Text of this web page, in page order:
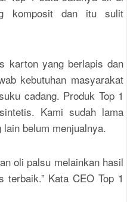
komposit dan itu sulit
karton yang berlapis dan
kebutuhan masyarakat
cadang. Produk Top 1
Kami sudah lama
belum menjualnya.
oli palsu melainkan hasil
terbaik.” Kata CEO Top 1